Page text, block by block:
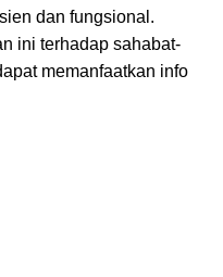
dan fungsional.
ini terhadap sahabat-
memanfaatkan info